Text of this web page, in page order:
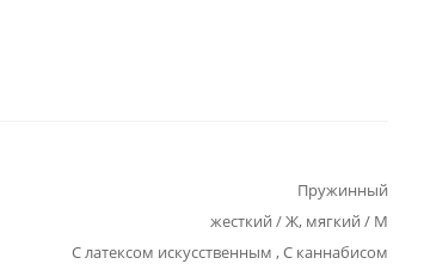
Пружинный
жесткий / Ж, мягкий / М
С латексом искусственным , С каннабисом